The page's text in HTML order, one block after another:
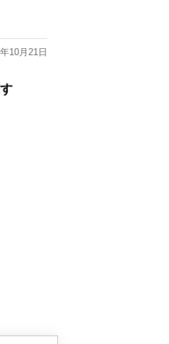
10月21日